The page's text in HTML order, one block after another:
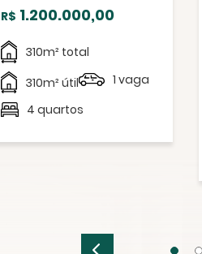
R$ 1.200.000,00
310m² total
310m² útil
1 vaga
4 quartos